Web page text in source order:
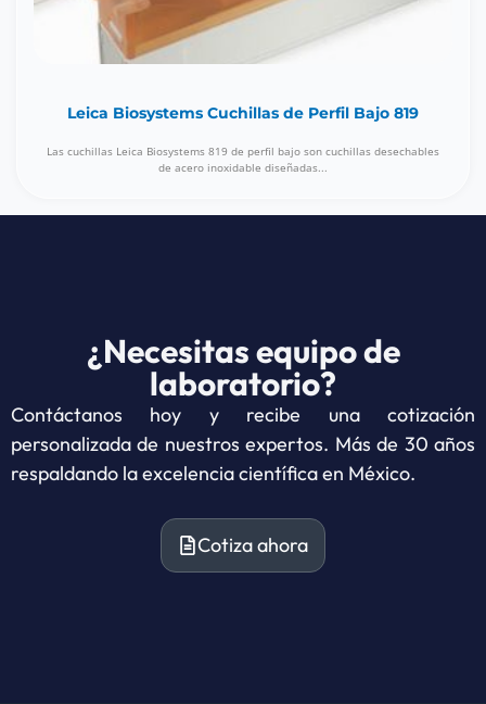
Leica Biosystems Cuchillas de Perfil Bajo 819
Las cuchillas Leica Biosystems 819 de perfil bajo son cuchillas desechables
de acero inoxidable diseñadas...
¿Necesitas equipo de
laboratorio?
Contáctanos hoy y recibe una cotización
personalizada de nuestros expertos. Más de 30 años
respaldando la excelencia científica en México.
Cotiza ahora